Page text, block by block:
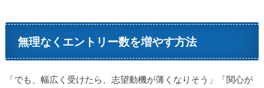
無理なくエントリー数を増やす方法
「でも、幅広く受けたら、志望動機が薄くなりそう」「関心が